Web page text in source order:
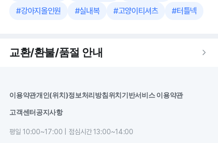
#강아지올인원 #실내복 #고양이티셔츠 #터틀넥
교환/환불/품절 안내
이용약관개인(위치)정보처리방침위치기반서비스 이용약관
고객센터공지사항
평일 10:00~17:00 | 점심시간 13:00~14:00